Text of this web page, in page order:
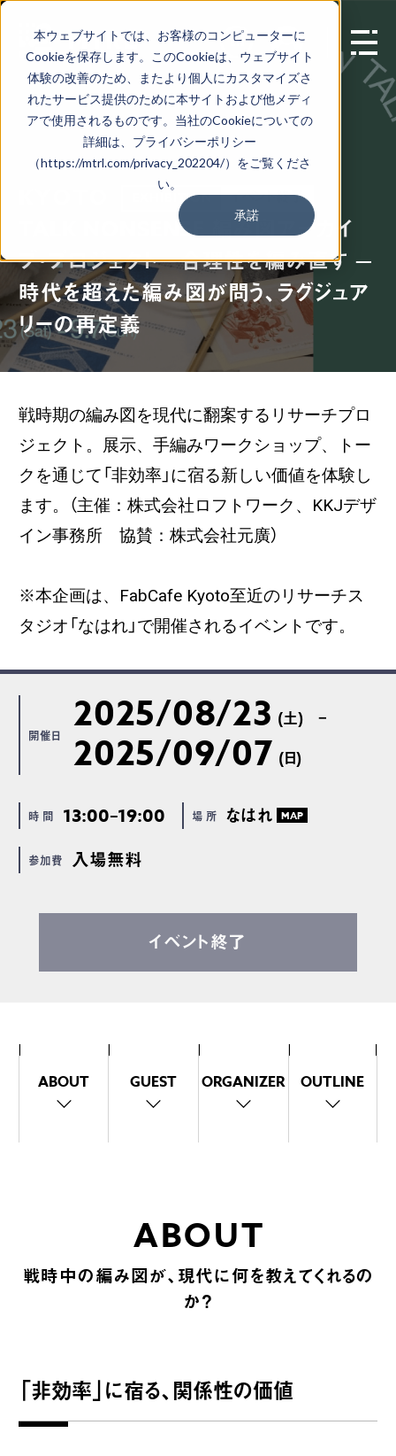
本ウェブサイトでは、お客様のコンピューターに
Cookieを保存します。このCookieは、ウェブサイト
体験の改善のため、またより個人にカスタマイズさ
れたサービス提供のために本サイトおよび他メディ
アで使用されるものです。当社のCookieについての
詳細は、プライバシーポリシー
（https://mtrl.com/privacy_202204/）をご覧くださ
い。
承諾
EN
EXHIBITION イベント終了
TALK NONSENSE 編み図アーカイ
ブ・プロジェクト 合理性を編み直す —
時代を超えた編み図が問う、ラグジュア
リーの再定義
戦時期の編み図を現代に翻案するリサーチプロ
ジェクト。展示、手編みワークショップ、トー
クを通じて「非効率」に宿る新しい価値を体験し
ます。（主催：株式会社ロフトワーク、KKJデザ
イン事務所 協賛：株式会社元廣）
※本企画は、FabCafe Kyoto至近のリサーチス
タジオ「なはれ」で開催されるイベントです。
開催日 2025/08/23 (土)
2025/09/07 (日)
時 間 13:00–19:00 場 所 なはれ MAP
参加費 入場無料
イベント終了
ABOUT GUEST ORGANIZER OUTLINE
ABOUT
戦時中の編み図が、現代に何を教えてくれるの
か？
「非効率」に宿る、関係性の価値